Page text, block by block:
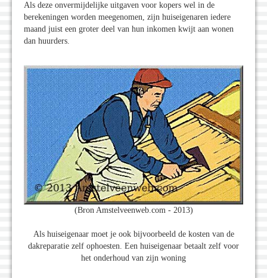
Als deze onvermijdelijke uitgaven voor kopers wel in de
berekeningen worden meegenomen, zijn huiseigenaren iedere
maand juist een groter deel van hun inkomen kwijt aan wonen
dan huurders.
(Bron Amstelveenweb.com - 2013)
Als huiseigenaar moet je ook bijvoorbeeld de kosten van de
dakreparatie zelf ophoesten. Een huiseigenaar betaalt zelf voor
het onderhoud van zijn woning